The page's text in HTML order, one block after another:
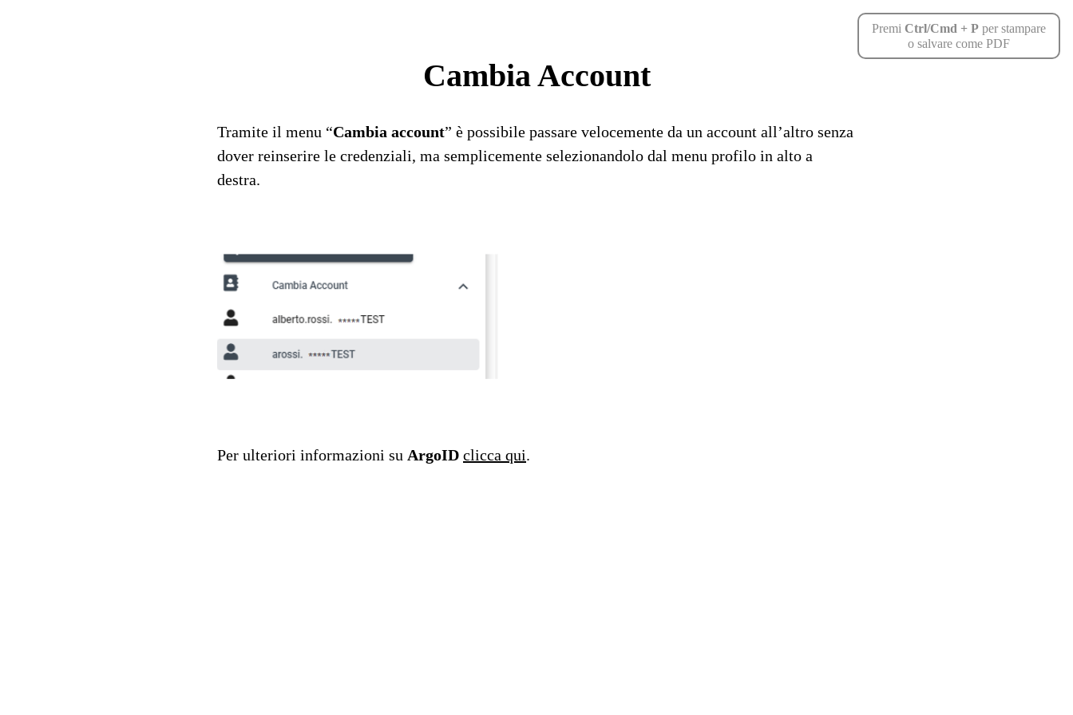
Premi Ctrl/Cmd + P per stampare
o salvare come PDF
Cambia Account
Tramite il menu “Cambia account” è possibile passare velocemente da un account all’altro senza
dover reinserire le credenziali, ma semplicemente selezionandolo dal menu profilo in alto a
destra.
Per ulteriori informazioni su ArgoID clicca qui.